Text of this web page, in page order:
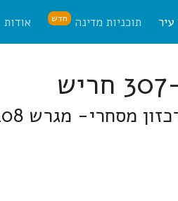
עיר תוכניות מדינה חדש אודות
חריש/1/א' בשכונת החורש (הפרסה)